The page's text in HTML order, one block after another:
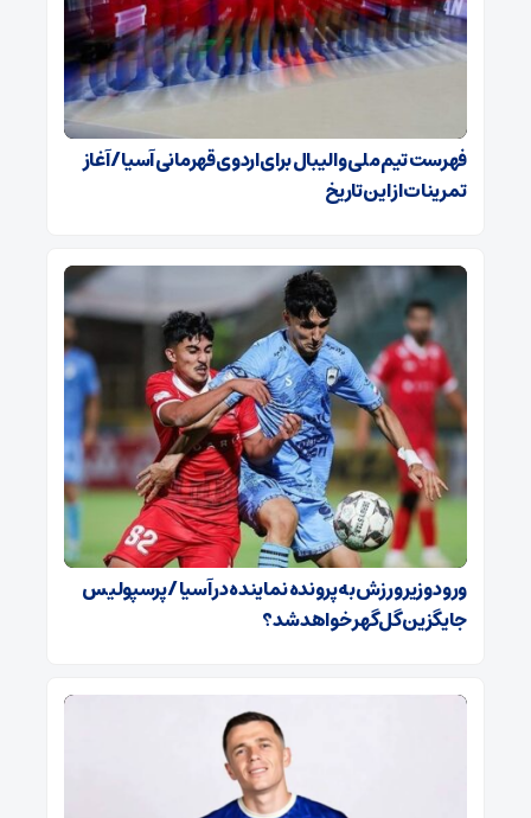
فهرست تیم ملی والیبال برای اردوی قهرمانی آسیا / آغاز
تمرینات از این تاریخ
ورود وزیر ورزش به پرونده نماینده در آسیا / پرسپولیس
جایگزین گل‌گهر خواهد شد؟